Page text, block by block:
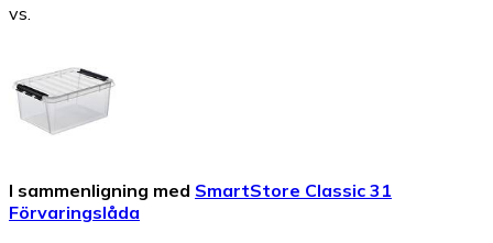
vs.
I sammenligning med SmartStore Classic 31
Förvaringslåda